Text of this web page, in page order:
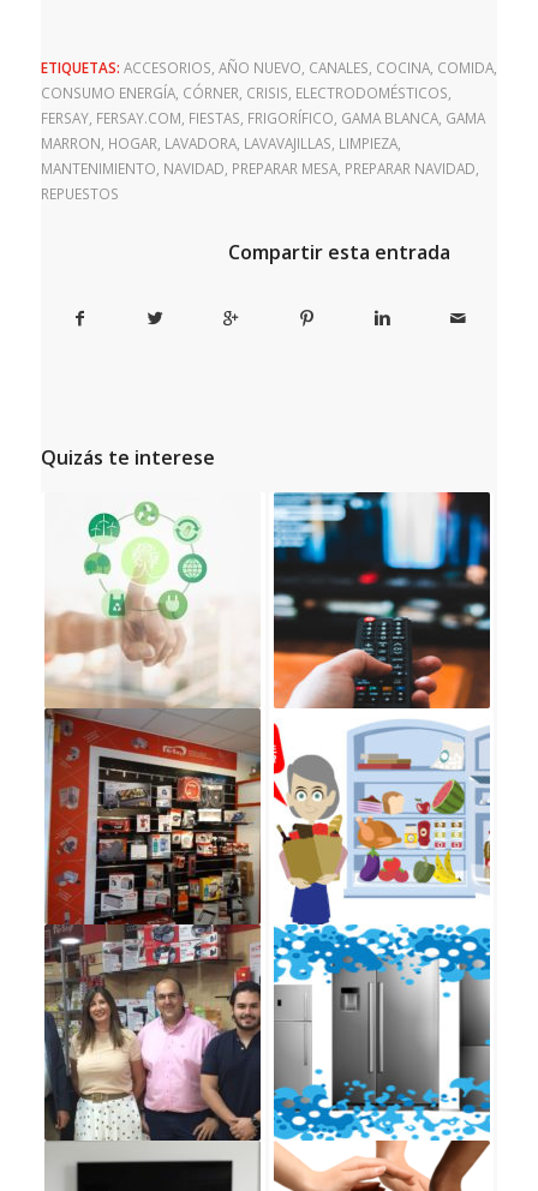
ETIQUETAS: ACCESORIOS, AÑO NUEVO, CANALES, COCINA, COMIDA,
CONSUMO ENERGÍA, CÓRNER, CRISIS, ELECTRODOMÉSTICOS,
FERSAY, FERSAY.COM, FIESTAS, FRIGORÍFICO, GAMA BLANCA, GAMA
MARRON, HOGAR, LAVADORA, LAVAVAJILLAS, LIMPIEZA,
MANTENIMIENTO, NAVIDAD, PREPARAR MESA, PREPARAR NAVIDAD,
REPUESTOS
Compartir esta entrada
Quizás te interese